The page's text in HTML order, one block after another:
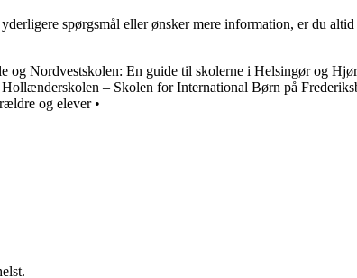
spørgsmål eller ønsker mere information, er du
og Nordvestskolen: En guide til skolerne i Helsingør og
– Skolen for International Børn på
og elever•